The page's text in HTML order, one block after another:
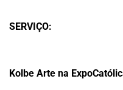
SERVIÇO:
Kolbe Arte na